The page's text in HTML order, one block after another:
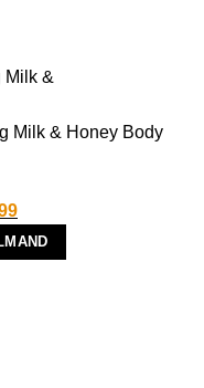
Milk & Honey Body
Huidige
prijs
is: